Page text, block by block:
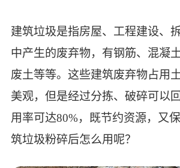
建筑垃圾是指房屋、工程建设、
中产生的废弃物，有钢筋、混凝
废土等等。这些建筑废弃物占用
美观，但是经过分拣、破碎可以
用率可达80%，既节约资源，又
筑垃圾粉碎后怎么用呢？